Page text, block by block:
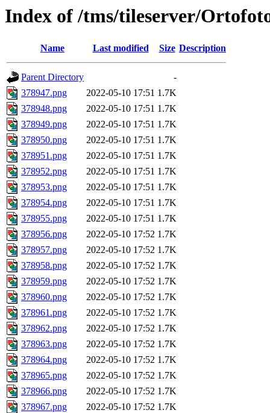
Index of /tms/tileserver/
Name Last modified Size Description
Parent Directory
-
378947.png
2022-05-10 17:51 1.7K
378948.png
2022-05-10 17:51 1.7K
378949.png
2022-05-10 17:51 1.7K
378950.png
2022-05-10 17:51 1.7K
378951.png
2022-05-10 17:51 1.7K
378952.png
2022-05-10 17:51 1.7K
378953.png
2022-05-10 17:51 1.7K
378954.png
2022-05-10 17:51 1.7K
378955.png
2022-05-10 17:51 1.7K
378956.png
2022-05-10 17:52 1.7K
378957.png
2022-05-10 17:52 1.7K
378958.png
2022-05-10 17:52 1.7K
378959.png
2022-05-10 17:52 1.7K
378960.png
2022-05-10 17:52 1.7K
378961.png
2022-05-10 17:52 1.7K
378962.png
2022-05-10 17:52 1.7K
378963.png
2022-05-10 17:52 1.7K
378964.png
2022-05-10 17:52 1.7K
378965.png
2022-05-10 17:52 1.7K
378966.png
2022-05-10 17:52 1.7K
378967.png
2022-05-10 17:52 1.7K